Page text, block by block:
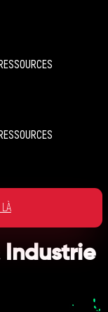
Industrie